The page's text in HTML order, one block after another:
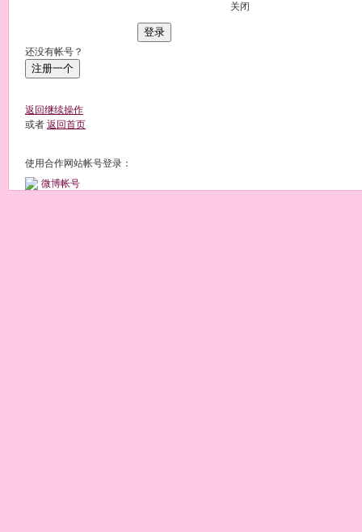
关闭
登录
还没有帐号？
注册一个
返回继续操作
或者 返回首页
使用合作网站帐号登录：
微博帐号